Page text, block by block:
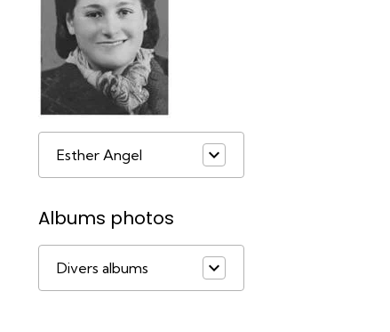
Esther Angel
Albums photos
Divers albums